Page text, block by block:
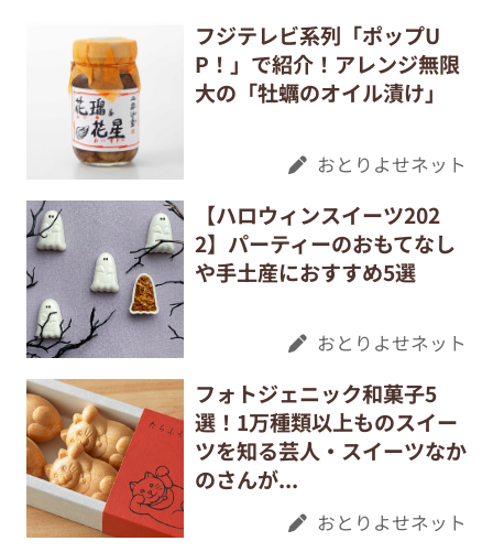
フジテレビ系列「ポップU
P！」で紹介！アレンジ無限
大の「牡蠣のオイル漬け」
おとりよせネット
【ハロウィンスイーツ202
2】パーティーのおもてなし
や手土産におすすめ5選
おとりよせネット
フォトジェニック和菓子5
選！1万種類以上ものスイー
ツを知る芸人・スイーツなか
のさんが...
おとりよせネット